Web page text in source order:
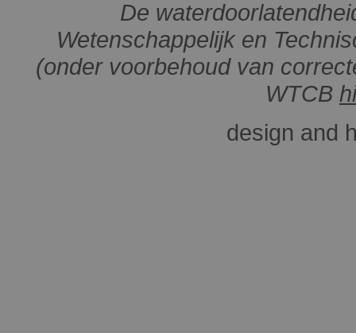
De
Wetenschappelijk en
(onder voorbehoud van
WTCB
design and